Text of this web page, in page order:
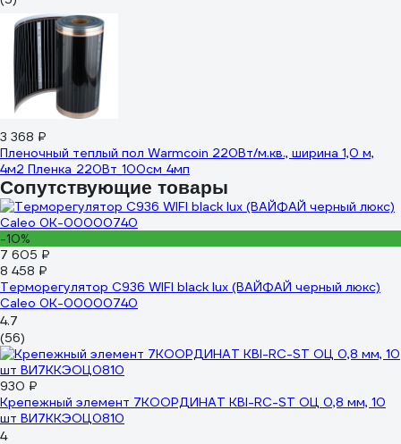
3 368 ₽
Пленочный теплый пол Warmcoin 220Вт/м.кв., ширина 1,0 м,
4м2 Пленка_220Вт_100см_4мп
Сопутствующие товары
-10%
7 605 ₽
8 458 ₽
Терморегулятор C936 WIFI black lux (ВАЙФАЙ черный люкс)
Caleo 0К-00000740
4.7
(56)
930 ₽
Крепежный элемент 7КООРДИНАТ KBI-RC-ST ОЦ 0,8 мм, 10
шт ВИ7ККЭОЦ0810
4